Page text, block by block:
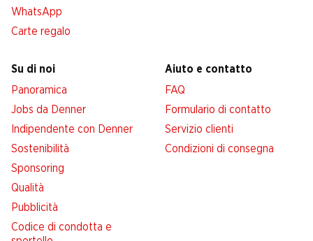
WhatsApp
Carte regalo
Su di noi
Panoramica
Jobs da Denner
Indipendente con Denner
Sostenibilità
Sponsoring
Qualità
Pubblicità
Codice di condotta e
Aiuto e contatto
FAQ
Formulario di contatto
Servizio clienti
Condizioni di consegna